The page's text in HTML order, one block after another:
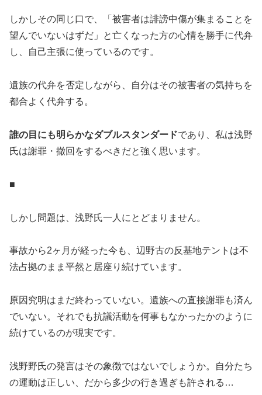
しかしその同じ口で、「被害者は誹謗中傷が集まることを
望んでいないはずだ」と亡くなった方の心情を勝手に代弁
し、自己主張に使っているのです。
遺族の代弁を否定しながら、自分はその被害者の気持ちを
都合よく代弁する。
誰の目にも明らかなダブルスタンダードであり、私は浅野
氏は謝罪・撤回をするべきだと強く思います。
■
しかし問題は、浅野氏一人にとどまりません。
事故から2ヶ月が経った今も、辺野古の反基地テントは不
法占拠のまま平然と居座り続けています。
原因究明はまだ終わっていない。遺族への直接謝罪も済ん
でいない。それでも抗議活動を何事もなかったかのように
続けているのが現実です。
浅野野氏の発言はその象徴ではないでしょうか。自分たち
の運動は正しい、だから多少の行き過ぎも許される…